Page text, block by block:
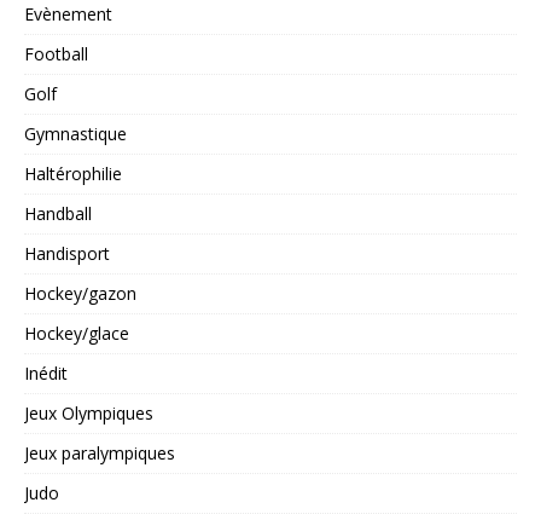
Evènement
Football
Golf
Gymnastique
Haltérophilie
Handball
Handisport
Hockey/gazon
Hockey/glace
Inédit
Jeux Olympiques
Jeux paralympiques
Judo